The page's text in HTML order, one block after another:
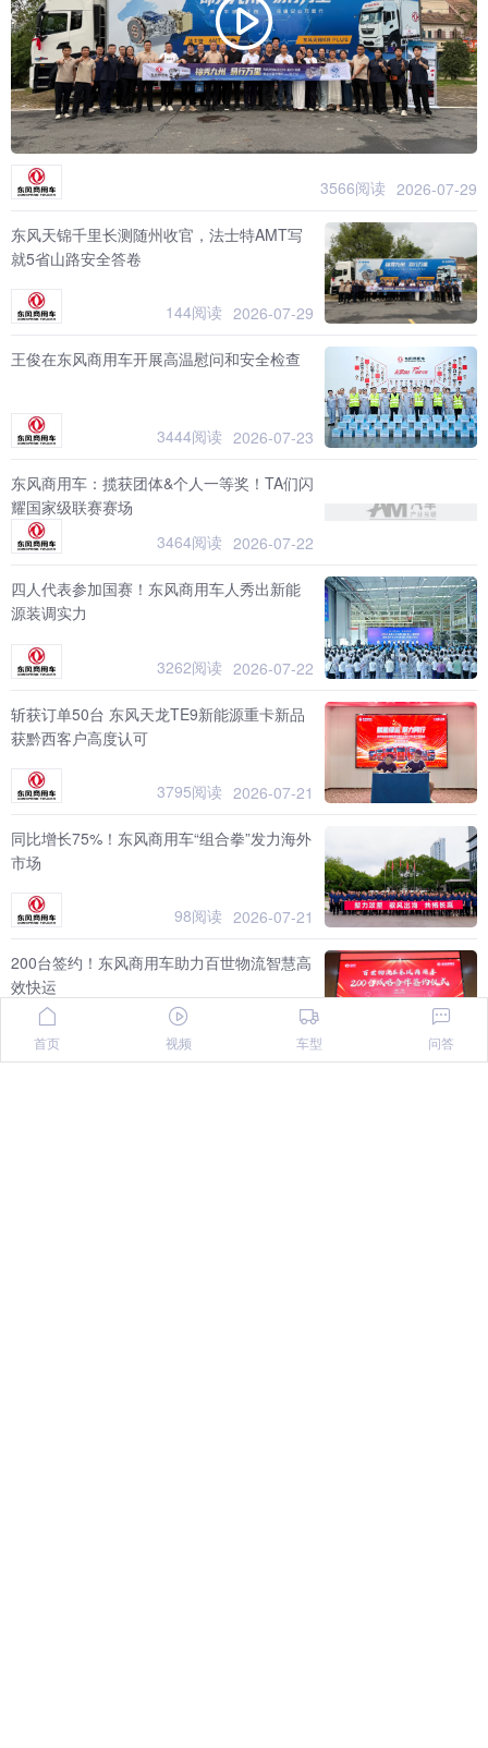
3566阅读 2026-07-29
东风天锦千里长测随州收官，法士特AMT写
就5省山路安全答卷
144阅读 2026-07-29
王俊在东风商用车开展高温慰问和安全检查
3444阅读 2026-07-23
东风商用车：揽获团体&个人一等奖！TA们闪
耀国家级联赛赛场
3464阅读 2026-07-22
四人代表参加国赛！东风商用车人秀出新能
源装调实力
3262阅读 2026-07-22
斩获订单50台 东风天龙TE9新能源重卡新品
获黔西客户高度认可
3795阅读 2026-07-21
同比增长75%！东风商用车“组合拳”发力海外
市场
98阅读 2026-07-21
200台签约！东风商用车助力百世物流智慧高
效快运
3677阅读 2026-07-17
首页 视频 车型 问答